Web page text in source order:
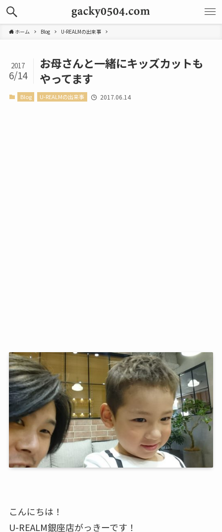
ホーム Blog U-REALMの出来事
お母さんと一緒にキッズカットも
やってます
2017
6/14
Blog U-REALMの出来事 2017.06.14
こんにちは！
U-REALM銀座店がっきーです！